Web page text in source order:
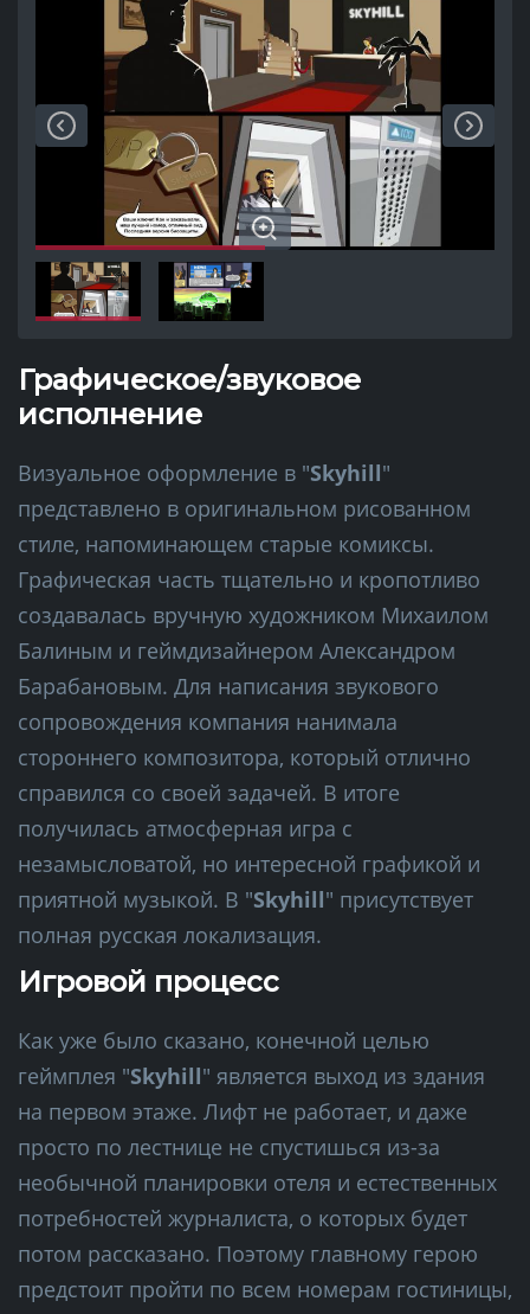
Графическое/звуковое
исполнение
Визуальное оформление в "Skyhill"
представлено в оригинальном рисованном
стиле, напоминающем старые комиксы.
Графическая часть тщательно и кропотливо
создавалась вручную художником Михаилом
Балиным и геймдизайнером Александром
Барабановым. Для написания звукового
сопровождения компания нанимала
стороннего композитора, который отлично
справился со своей задачей. В итоге
получилась атмосферная игра с
незамысловатой, но интересной графикой и
приятной музыкой. В "Skyhill" присутствует
полная русская локализация.
Игровой процесс
Как уже было сказано, конечной целью
геймплея "Skyhill" является выход из здания
на первом этаже. Лифт не работает, и даже
просто по лестнице не спустишься из-за
необычной планировки отеля и естественных
потребностей журналиста, о которых будет
потом рассказано. Поэтому главному герою
предстоит пройти по всем номерам гостиницы,